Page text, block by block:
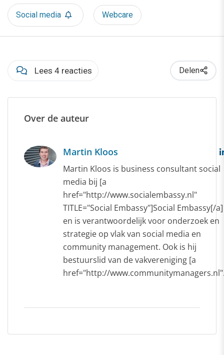
Social media Webcare
Lees 4 reacties Delen
Over de auteur
Martin Kloos
Martin Kloos is business consultant social
media bij [a
href="http://www.socialembassy.nl"
TITLE="Social Embassy"]Social Embassy[/a]
en is verantwoordelijk voor onderzoek en
strategie op vlak van social media en
community management. Ook is hij
bestuurslid van de vakvereniging [a
href="http://